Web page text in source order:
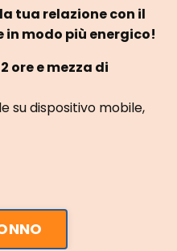
tua relazione con il
in modo più energico!
ore e mezza di
su dispositivo mobile,